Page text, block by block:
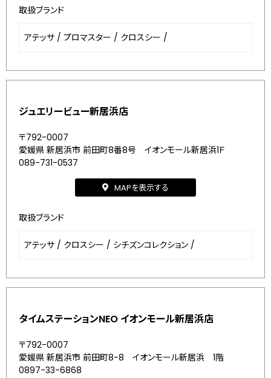
取扱ブランド
アテッサ / プロマスター / クロスシー /
ジュエリービュー新居浜店
〒792-0007
愛媛県 新居浜市 前田町8番8号 イオンモール新居浜1Ｆ
089-731-0537
MAPを表示する
取扱ブランド
アテッサ / クロスシー / シチズンコレクション /
タイムステーションNEO イオンモール新居浜店
〒792-0007
愛媛県 新居浜市 前田町8-8 イオンモール新居浜 1階
0897-33-6868